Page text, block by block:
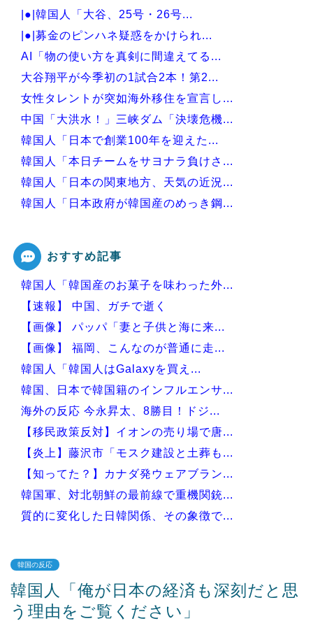
|●|韓国人「大谷、25号・26号...
|●|募金のピンハネ疑惑をかけられ...
AI「物の使い方を真剣に間違えてる...
大谷翔平が今季初の1試合2本！第2...
女性タレントが突如海外移住を宣言し...
中国「大洪水！」三峡ダム「決壊危機...
韓国人「日本で創業100年を迎えた...
韓国人「本日チームをサヨナラ負けさ...
韓国人「日本の関東地方、天気の近況...
韓国人「日本政府が韓国産のめっき鋼...
Powered by livedoor 相互RSS
おすすめ記事
韓国人「韓国産のお菓子を味わった外...
【速報】 中国、ガチで逝く
【画像】 パッパ「妻と子供と海に来...
【画像】 福岡、こんなのが普通に走...
韓国人「韓国人はGalaxyを買え...
韓国、日本で韓国籍のインフルエンサ...
海外の反応 今永昇太、8勝目！ドジ...
【移民政策反対】イオンの売り場で唐...
【炎上】藤沢市「モスク建設と土葬も...
【知ってた？】カナダ発ウェアブラン...
韓国軍、対北朝鮮の最前線で重機関銃...
質的に変化した日韓関係、その象徴で...
Powered by livedoor 相互RSS
韓国の反応
韓国人「俺が日本の経済も深刻だと思
う理由をご覧ください」